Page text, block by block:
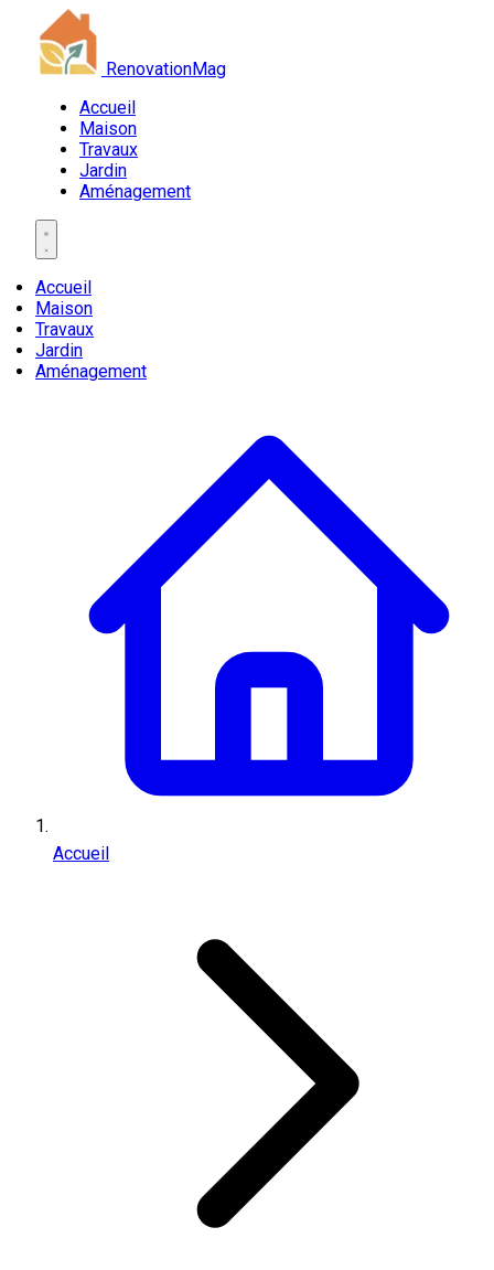
RenovationMag
Accueil
Maison
Travaux
Jardin
Aménagement
Accueil
Maison
Travaux
Jardin
Aménagement
Accueil